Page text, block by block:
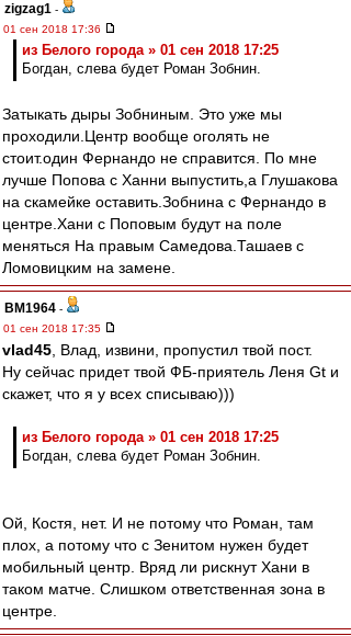
zigzag1 -
01 сен 2018 17:36
из Белого города » 01 сен 2018 17:25
Богдан, слева будет Роман Зобнин.
Затыкать дыры Зобниным. Это уже мы
проходили.Центр вообще оголять не
стоит.один Фернандо не справится. По мне
лучше Попова с Ханни выпустить,а Глушакова
на скамейке оставить.Зобнина с Фернандо в
центре.Хани с Поповым будут на поле
меняться На правым Самедова.Ташаев с
Ломовицким на замене.
BM1964 -
01 сен 2018 17:35
vlad45 , Влад, извини, пропустил твой пост.
Ну сейчас придет твой ФБ-приятель Леня Gt и
скажет, что я у всех списываю)))
из Белого города » 01 сен 2018 17:25
Богдан, слева будет Роман Зобнин.
Ой, Костя, нет. И не потому что Роман, там
плох, а потому что с Зенитом нужен будет
мобильный центр. Вряд ли рискнут Хани в
таком матче. Слишком ответственная зона в
центре.